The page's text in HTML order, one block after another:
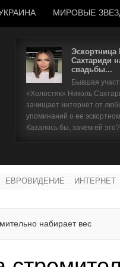
МИРОВЫЕ
Эскортница
Сахтариди
свадьбы...
Бывшая
«Холостяк» Николь
зачищает интернет от
упоминаний о ее
Казалось бы, зачем ей это?
ЕВРОВИДЕНИЕ ИНТЕРНЕТ
набирает вес